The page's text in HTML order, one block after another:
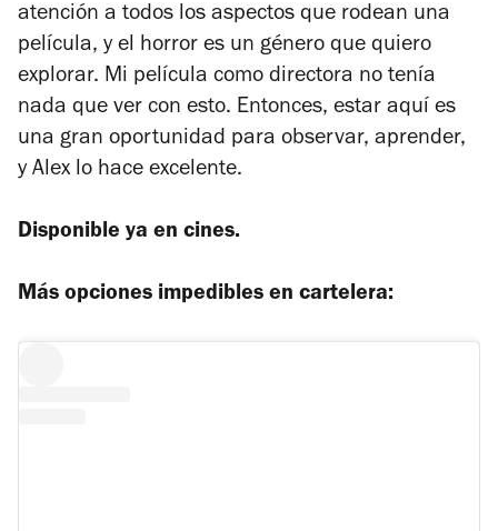
atención a todos los aspectos que rodean una
película, y el horror es un género que quiero
explorar. Mi película como directora no tenía
nada que ver con esto. Entonces, estar aquí es
una gran oportunidad para observar, aprender,
y Alex lo hace excelente.
Disponible ya en cines.
Más opciones impedibles en cartelera: